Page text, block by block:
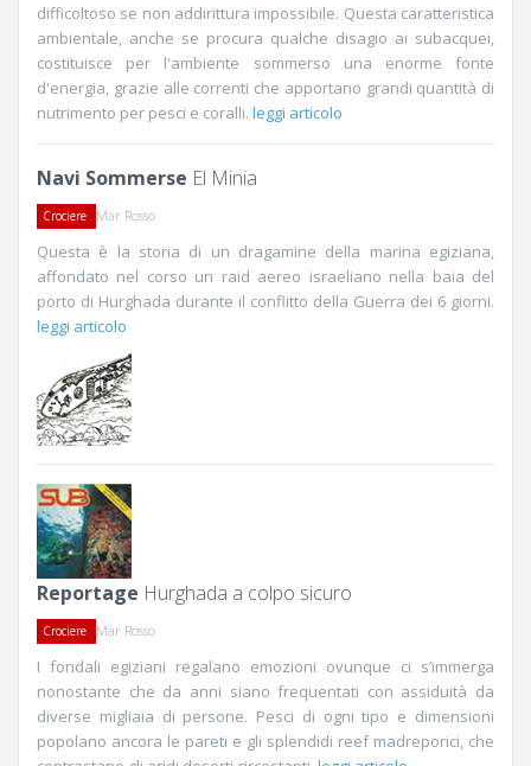
difficoltoso se non addirittura impossibile. Questa caratteristica
ambientale, anche se procura qualche disagio ai subacquei,
costituisce per l'ambiente sommerso una enorme fonte
d'energia, grazie alle correnti che apportano grandi quantità di
nutrimento per pesci e coralli. leggi articolo
Navi Sommerse El Minia
Crociere Mar Rosso
Questa è la storia di un dragamine della marina egiziana,
affondato nel corso un raid aereo israeliano nella baia del
porto di Hurghada durante il conflitto della Guerra dei 6 giorni.
leggi articolo
Reportage Hurghada a colpo sicuro
Crociere Mar Rosso
I fondali egiziani regalano emozioni ovunque ci s’immerga
nonostante che da anni siano frequentati con assiduità da
diverse migliaia di persone. Pesci di ogni tipo e dimensioni
popolano ancora le pareti e gli splendidi reef madreporici, che